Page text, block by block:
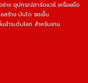
ช่าง อุปกรณ์ฮาร์ดแวร์ เครื่องมือ
สร้าง บันได รถเข็น
นำระดับโลก สำหรับงาน